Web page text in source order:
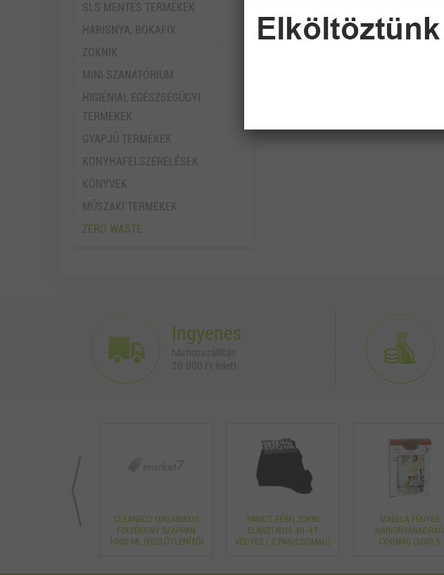
SLS MENTES TERMÉKEK
HARISNYA, BOKAFIX
ZOKNIK
MINI SZANATÓRIUM
HIGIÉNIAI, EGÉSZSÉGÜGYI
TERMÉKEK
GYAPJÚ TERMÉKEK
KONYHAFELSZERELÉSEK
KÖNYVEK
MŰSZAKI TERMÉKEK
ZERO WASTE
Ingyenes
CLEANECO ORGANIKUS
FOLYÉKONY SZAPPAN
1000 ML (FERTŐTLENÍTŐ)
PAMUT FÉRFI ZOKNI
ELASZTIKUS 40-47
VEGYES ( 2 PÁR/CSOMAG)
IZABELA FÉNYES
HARISNYANADRÁG
COGNAC (508) 5